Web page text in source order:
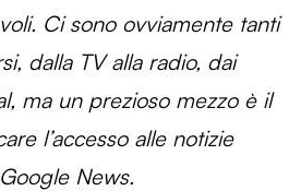
Ci sono ovviamente tanti
dalla TV alla radio, dai
ma un prezioso mezzo è il
l’accesso alle notizie
News.